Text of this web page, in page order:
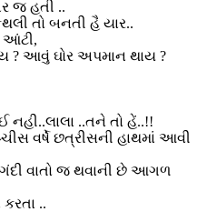
જ હતી ..
તો બનતી હૈ યાર..
આંટી,
? આવું ઘોર અપમાન થાય ?
..તને તો હેં..!!
વર્ષે છત્રીસની હાથમાં આવી
વાતો જ થવાની છે આગળ
..